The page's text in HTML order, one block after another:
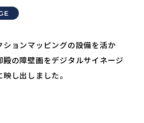
ションマッピングの設備を活か
殿の障壁画をデジタルサイネージ
し出しました。